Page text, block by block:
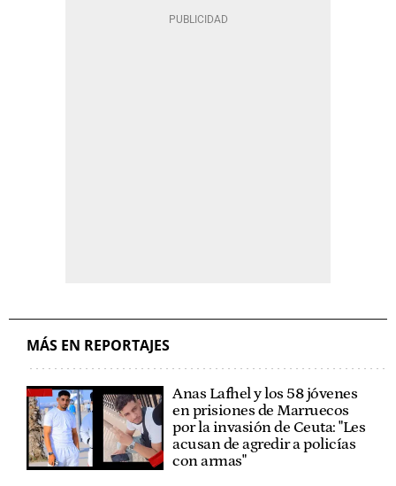
MÁS EN REPORTAJES
Anas Lafhel y los 58 jóvenes
en prisiones de Marruecos
por la invasión de Ceuta: "Les
acusan de agredir a policías
con armas"